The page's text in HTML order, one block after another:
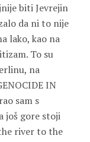
biti Jevrejin
da ni to nije
lako, kao na
To su
na
IN
sam s
još gore stoji
river to the